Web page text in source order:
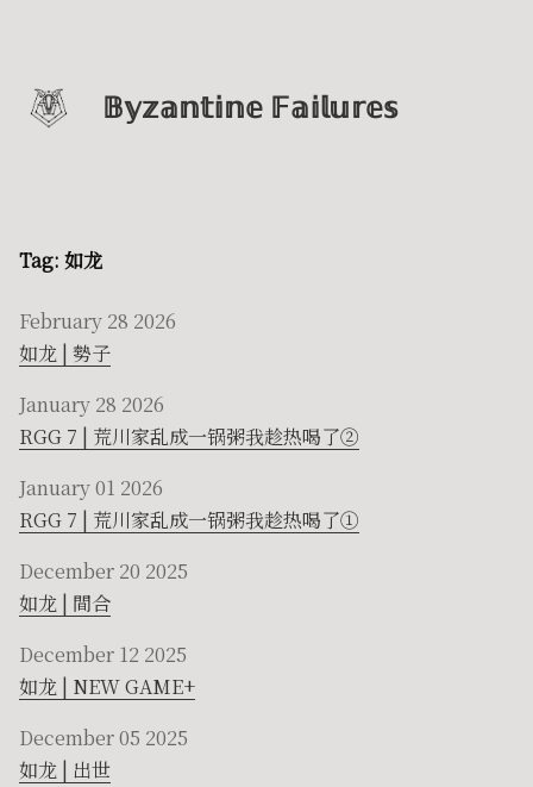
𝔹𝕪𝕫𝕒𝕟𝕥𝕚𝕟𝕖 𝔽𝕒𝕚𝕝𝕦𝕣𝕖𝕤
Tag: 如龙
February 28 2026
如龙 | 勢子
January 28 2026
RGG 7 | 荒川家乱成一锅粥我趁热喝了②
January 01 2026
RGG 7 | 荒川家乱成一锅粥我趁热喝了①
December 20 2025
如龙 | 間合
December 12 2025
如龙 | NEW GAME+
December 05 2025
如龙 | 出世